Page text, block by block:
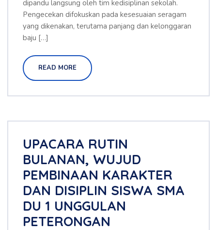
dipandu langsung oleh tim kedisiplinan sekolah.
Pengecekan difokuskan pada kesesuaian seragam
yang dikenakan, terutama panjang dan kelonggaran
baju […]
READ MORE
UPACARA RUTIN
BULANAN, WUJUD
PEMBINAAN KARAKTER
DAN DISIPLIN SISWA SMA
DU 1 UNGGULAN
PETERONGAN